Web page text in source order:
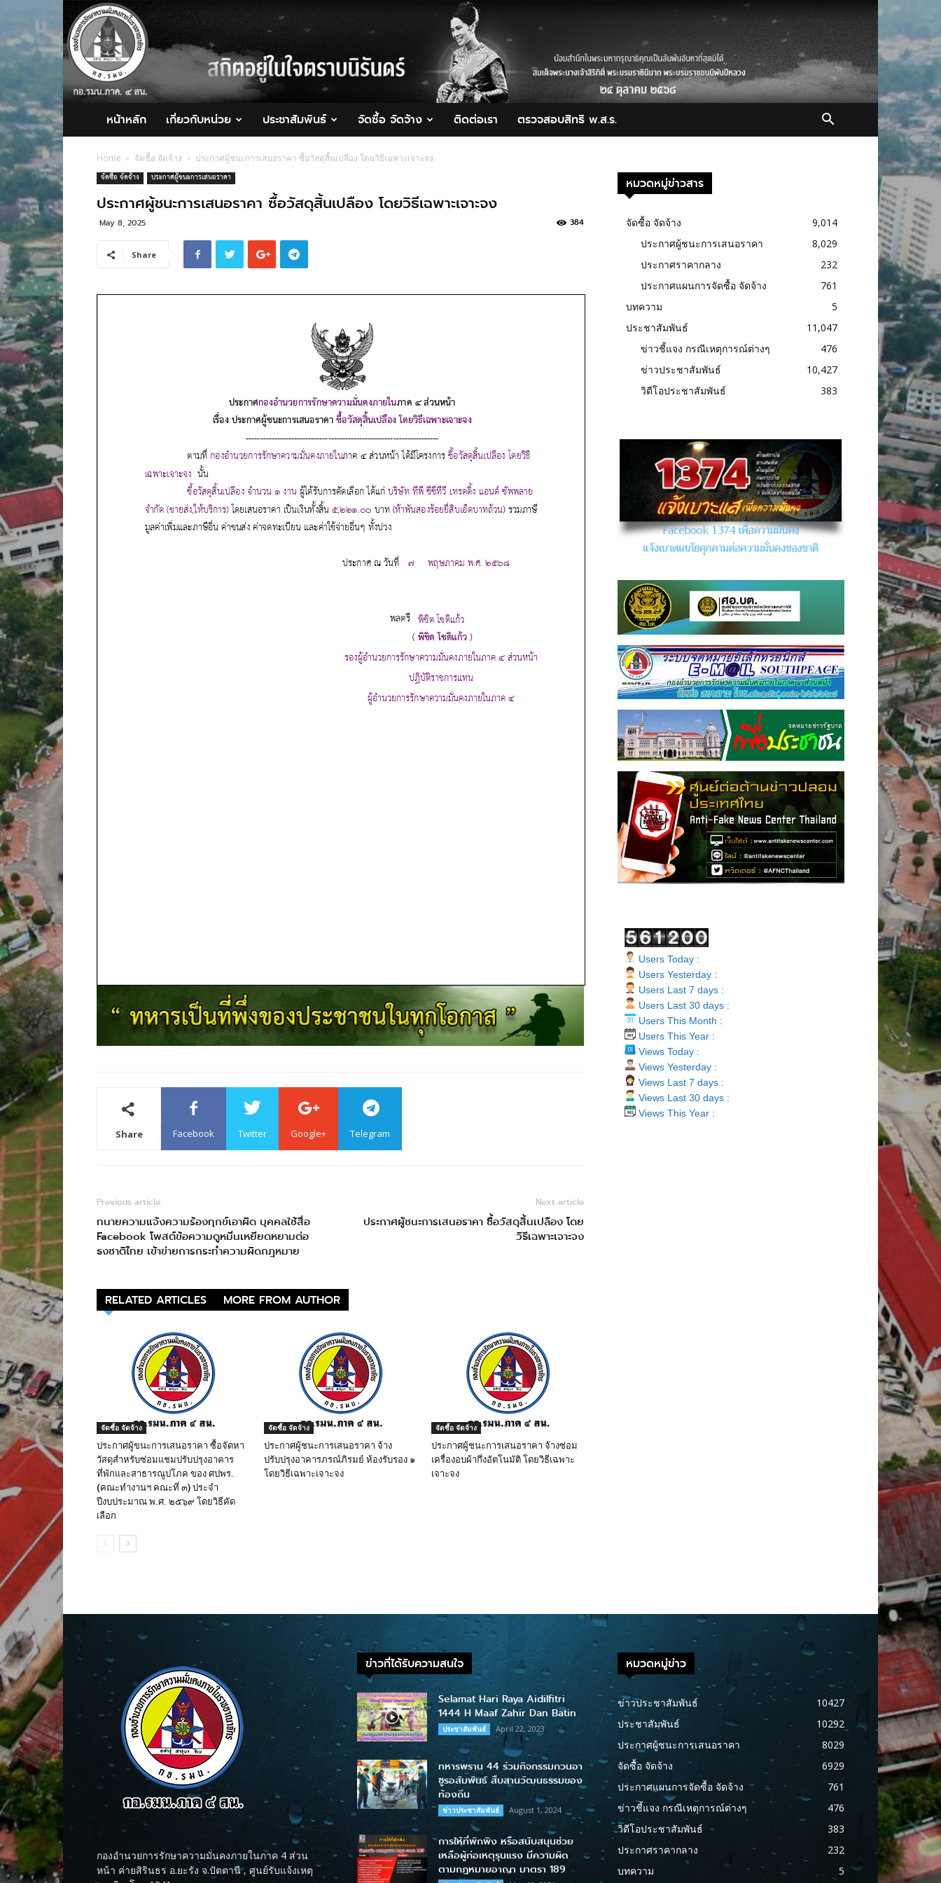
กอ.รมน.ภาค
4
สน.
หน้าหลัก เกี่ยวกับหน่วย ประชาสัมพันธ์ จัดซื้อ จัดจ้าง ติดต่อเรา ตรวจสอบสิทธิ พ.ส.ร.
Home จัดซื้อ จัดจ้าง ประกาศผู้ชนะการเสนอราคา ซื้อวัสดุสิ้นเปลือง โดยวิธีเฉพาะเจาะจง
จัดซื้อ จัดจ้าง ประกาศผู้ชนะการเสนอราคา
ประกาศผู้ชนะการเสนอราคา ซื้อวัสดุสิ้นเปลือง โดยวิธีเฉพาะเจาะจง
May 8, 2025 384
Share
Share Facebook Twitter Google+ Telegram
Previous article
ทนายความแจ้งความร้องทุกข์เอาผิด บุคคลใช้สื่อ
Facebook โพสต์ข้อความดูหมิ่นเหยียดหยามต่อ
ธงชาติไทย เข้าข่ายการกระทำความผิดกฎหมาย
Next article
ประกาศผู้ชนะการเสนอราคา ซื้อวัสดุสิ้นเปลือง โดย
วิธีเฉพาะเจาะจง
RELATED ARTICLES MORE FROM AUTHOR
จัดซื้อ จัดจ้าง
ประกาศผู้ขนะการเสนอราคา ซื้อจัดหา
วัสดุสำหรับซ่อมแชมปรับปรุงอาคาร
ที่พักและสาธารณูปโภค ของ ศปพร.
(คณะทำงานฯ คณะที่ ๓) ประจำ
ปีงบประมาณ พ.ศ. ๒๕๖๙ โดยวิธีคัด
เลือก
จัดซื้อ จัดจ้าง
ประกาศผู้ชนะการเสนอราคา จ้าง
ปรับปรุงอาคารภรณ์ภิรมย์ ห้องรับรอง ๑
โดยวิธีเฉพาะเจาะจง
จัดซื้อ จัดจ้าง
ประกาศผู้ชนะการเสนอราคา จ้างซ่อม
เครื่องอบผ้ากึ่งอัตโนมัติ โดยวิธีเฉพาะ
เจาะจง
หมวดหมู่ข่าวสาร
จัดซื้อ จัดจ้าง
9,014
ประกาศผู้ชนะการเสนอราคา
8,029
ประกาศราคากลาง
232
ประกาศแผนการจัดซื้อ จัดจ้าง
761
บทความ
5
ประชาสัมพันธ์
11,047
ข่าวชี้แจง กรณีเหตุการณ์ต่างๆ
476
ข่าวประชาสัมพันธ์
10,427
วิดีโอประชาสัมพันธ์
383
Users Today :
Users Yesterday :
Users Last 7 days :
Users Last 30 days :
Users This Month :
Users This Year :
Views Today :
Views Yesterday :
Views Last 7 days :
Views Last 30 days :
Views This Year :
กองอำนวยการรักษาความมั่นคงภายในภาค 4 ส่วน
หน้า ค่ายสิรินธร อ.ยะรัง จ.ปัตตานี , ศูนย์รับแจ้งเหตุ
ข่าวที่ได้รับความสนใจ
Selamat Hari Raya Aidilfitri
1444 H Maaf Zahir Dan Batin
ประชาสัมพันธ์ April 22, 2023
ทหารพราน 44 ร่วมกิจกรรมกวนอา
ซูรอสัมพันธ์ สืบสานวัฒนธรรมของ
ท้องถิ่น
ข่าวประชาสัมพันธ์ August 1, 2024
การให้ที่พักพิง หรือสนับสนุนช่วย
เหลือผู้ก่อเหตุรุนแรง มีความผิด
ตามกฎหมายอาญา มาตรา 189
หมวดหมู่ข่าว
ข่าวประชาสัมพันธ์
10427
ประชาสัมพันธ์
10292
ประกาศผู้ชนะการเสนอราคา
8029
จัดซื้อ จัดจ้าง
6929
ประกาศแผนการจัดซื้อ จัดจ้าง
761
ข่าวชี้แจง กรณีเหตุการณ์ต่างๆ
476
วิดีโอประชาสัมพันธ์
383
ประกาศราคากลาง
232
บทความ
5